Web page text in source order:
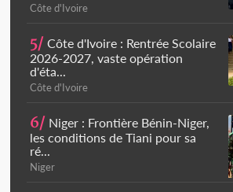
Côte d'Ivoire
5/ Côte d'Ivoire : Rentrée Scolaire
2026-2027, vaste opération
d'éta...
Côte d'Ivoire
6/ Niger : Frontière Bénin-Niger,
les conditions de Tiani pour sa
ré...
Niger